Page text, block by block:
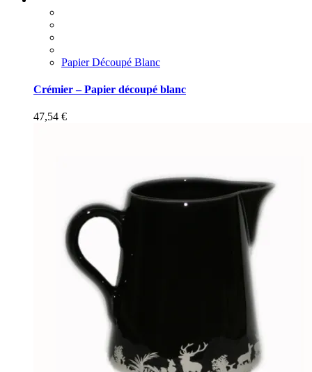
Papier Découpé Blanc
Crémier – Papier découpé blanc
47,54 €